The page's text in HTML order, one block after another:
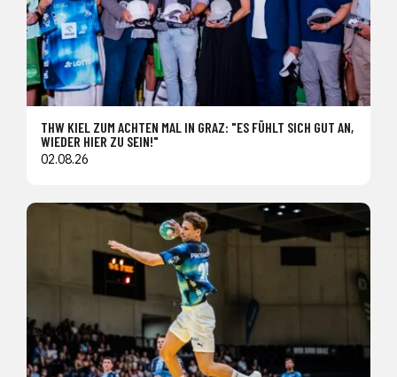
THW KIEL ZUM ACHTEN MAL IN GRAZ: "ES FÜHLT SICH GUT AN,
WIEDER HIER ZU SEIN!"
02.08.26